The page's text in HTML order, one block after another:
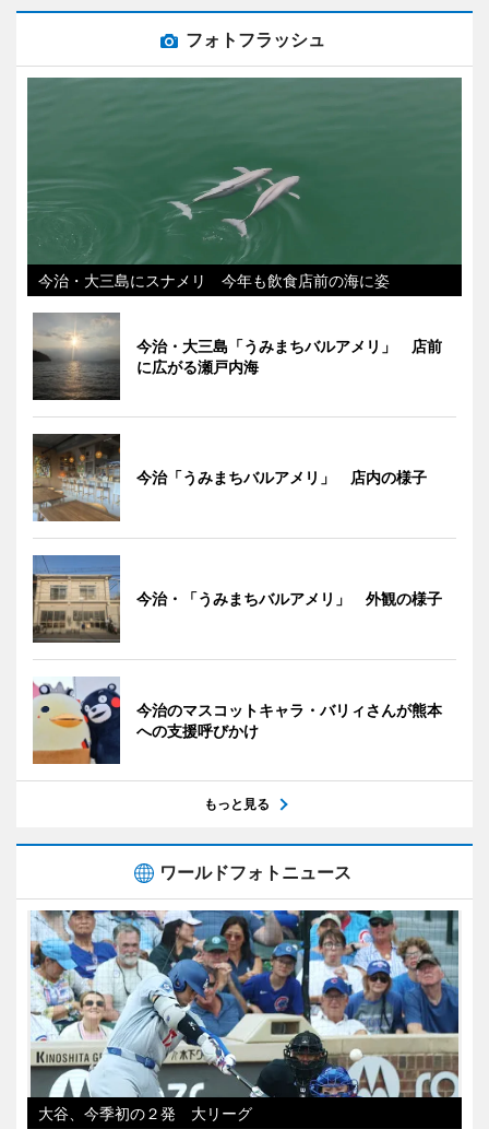
フォトフラッシュ
今治・大三島にスナメリ 今年も飲食店前の海に姿
今治・大三島「うみまちバルアメリ」 店前
に広がる瀬戸内海
今治「うみまちバルアメリ」 店内の様子
今治・「うみまちバルアメリ」 外観の様子
今治のマスコットキャラ・バリィさんが熊本
への支援呼びかけ
もっと見る
ワールドフォトニュース
大谷、今季初の２発 大リーグ